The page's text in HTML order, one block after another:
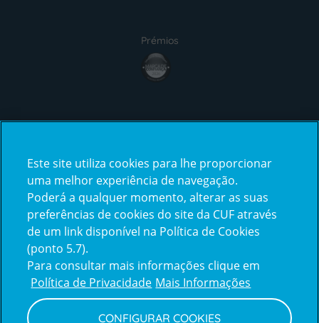
Prémios
award4
certification2certification3
Reclamações
e
elogios
Este site utiliza cookies para lhe proporcionar
uma melhor experiência de navegação.
Poderá a qualquer momento, alterar as suas
preferências de cookies do site da CUF através
de um link disponível na Política de Cookies
(ponto 5.7).
Para consultar mais informações clique em
Política de Privacidade Mais Informações
CONFIGURAR COOKIES